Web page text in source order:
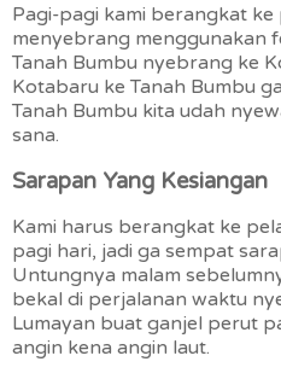
Pagi-pagi kami berangkat
menyebrang menggunakan
Tanah Bumbu nyebrang ke
Kotabaru ke Tanah Bumbu
Tanah Bumbu kita udah
sana.
Sarapan Yang Kesiangan
Kami harus berangkat ke
pagi hari, jadi ga sempat
Untungnya malam
bekal di perjalanan waktu
Lumayan buat ganjel perut
angin kena angin laut.